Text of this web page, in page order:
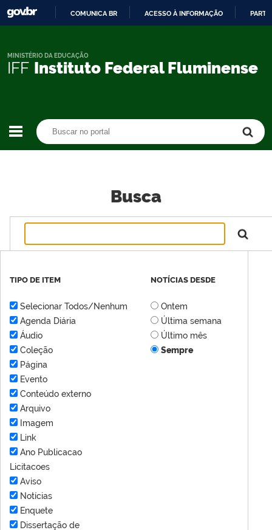
CONTEÚDO
COMUNICA BR ACESSO À INFORMAÇÃO
IFF Instituto Federal Fluminense
MINISTÉRIO DA EDUCAÇÃO
Busca
TIPO DE ITEM
Selecionar Todos/Nenhum
Agenda Diária
Áudio
Coleção
Página
Evento
Conteúdo externo
Arquivo
Imagem
Link
Ano Publicacao
Licitacoes
Aviso
Notícias
Enquete
Dissertação de
NOTÍCIAS DESDE
Ontem
Última semana
Último mês
Sempre